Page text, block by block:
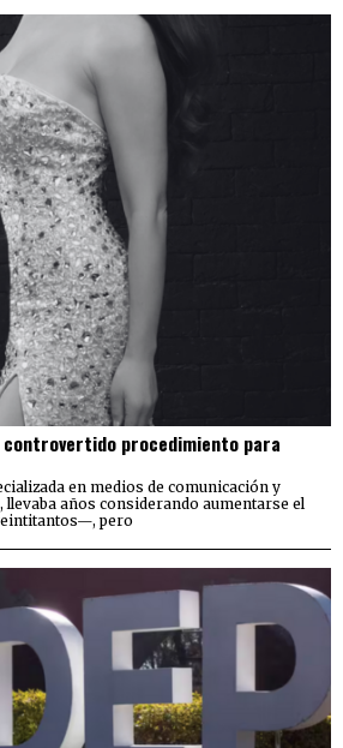
controvertido procedimiento para
en medios de comunicación y
llevaba años considerando aumentarse el
pero